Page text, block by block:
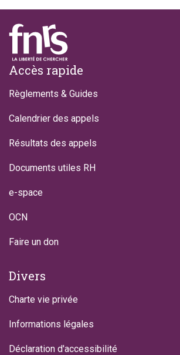
Footer
Accès rapide
Règlements & Guides
Calendrier des appels
Résultats des appels
Documents utiles RH
e-space
OCN
Faire un don
Divers
Charte vie privée
Informations légales
Déclaration d'accessibilité